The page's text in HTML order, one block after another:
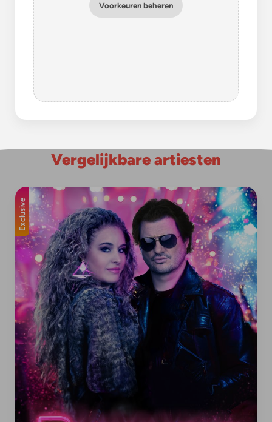
Voorkeuren beheren
Vergelijkbare artiesten
Exclusive